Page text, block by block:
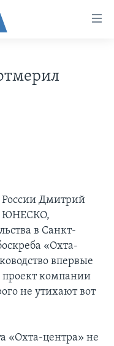
Дмитрий
ЮНЕСКО,
в Санкт-
«Охта-
впервые
компании
не утихают вот
«Охта-центра» не